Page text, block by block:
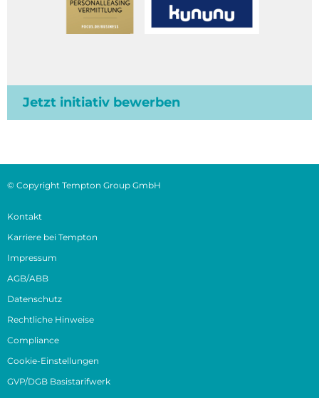
Jetzt initiativ bewerben
© Copyright Tempton Group GmbH
Kontakt
Karriere bei Tempton
Impressum
AGB/ABB
Datenschutz
Rechtliche Hinweise
Compliance
Cookie-Einstellungen
GVP/DGB Basistarifwerk